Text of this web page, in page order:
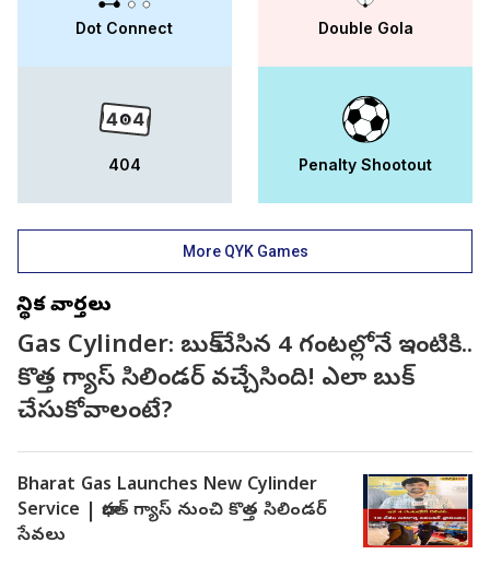
Dot Connect Double Gola
404 Penalty Shootout
More QYK Games
స్థానిక వార్తలు
Gas Cylinder: బుక్ చేసిన 4 గంటల్లోనే ఇంటికి..
కొత్త గ్యాస్ సిలిండర్ వచ్చేసింది! ఎలా బుక్
చేసుకోవాలంటే?
Bharat Gas Launches New Cylinder
Service | భారత్ గ్యాస్ నుంచి కొత్త సిలిండర్
సేవలు